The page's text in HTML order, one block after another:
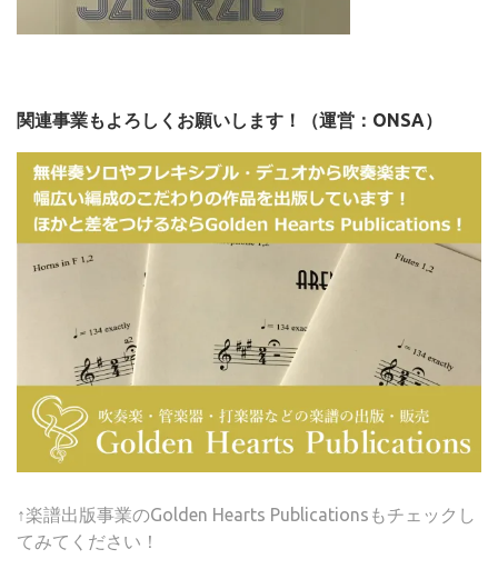
関連事業もよろしくお願いします！（運営：ONSA）
↑楽譜出版事業のGolden Hearts Publicationsもチェックし
てみてください！